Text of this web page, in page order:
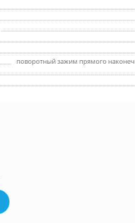
поворотный зажим прямого